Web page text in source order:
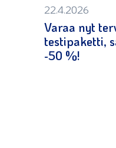
22.4.2026
Varaa nyt
testipaketti,
-50 %!